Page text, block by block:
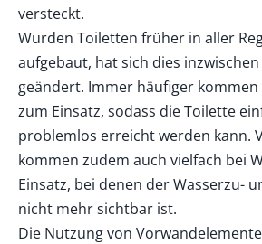
versteckt.
Wurden Toiletten früher in aller
aufgebaut, hat sich dies
geändert. Immer häufiger
zum Einsatz, sodass die Toilette
problemlos erreicht werden kann.
kommen zudem auch vielfach bei
Einsatz, bei denen der Wasserzu-
nicht mehr sichtbar ist.
Die Nutzung von